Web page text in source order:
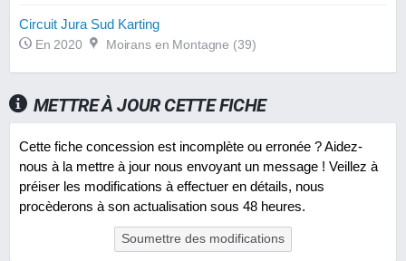
Circuit Jura Sud Karting
En 2020 Moirans en Montagne (39)
METTRE À JOUR CETTE FICHE
Cette fiche concession est incomplète ou erronée ? Aidez-
nous à la mettre à jour nous envoyant un message ! Veillez à
préiser les modifications à effectuer en détails, nous
procèderons à son actualisation sous 48 heures.
Soumettre des modifications